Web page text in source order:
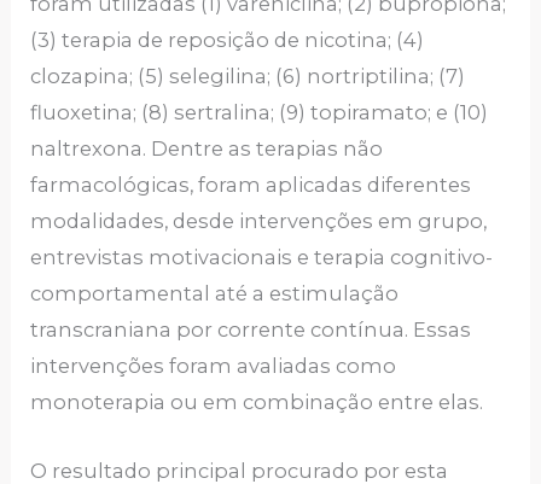
(3) terapia de reposição de nicotina; (4)
clozapina; (5) selegilina; (6) nortriptilina; (7)
fluoxetina; (8) sertralina; (9) topiramato; e (10)
naltrexona. Dentre as terapias não
farmacológicas, foram aplicadas diferentes
modalidades, desde intervenções em grupo,
entrevistas motivacionais e terapia cognitivo-
comportamental até a estimulação
transcraniana por corrente contínua. Essas
intervenções foram avaliadas como
monoterapia ou em combinação entre elas.
O resultado principal procurado por esta